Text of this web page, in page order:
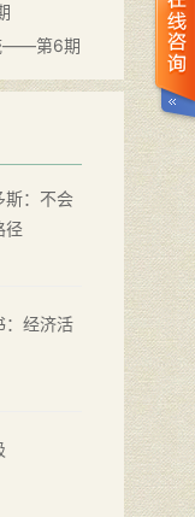
——第6期
斯：不会
径
：经济活